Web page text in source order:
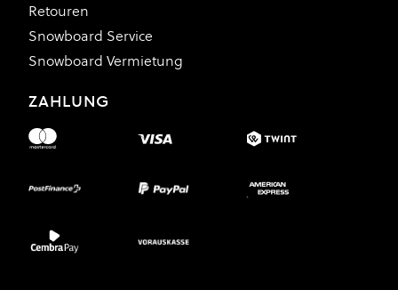
Retouren
Snowboard Service
Snowboard Vermietung
ZAHLUNG